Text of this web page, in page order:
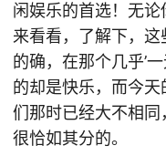
闲娱乐的首选！无
来看看，了解下，这
的确，在那个几乎’
的却是快乐，而今
们那时已经大不相同
很恰如其分的。